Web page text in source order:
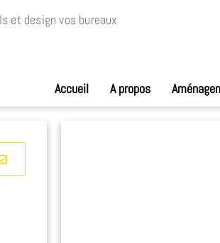
et design vos bureaux
Accueil A propos